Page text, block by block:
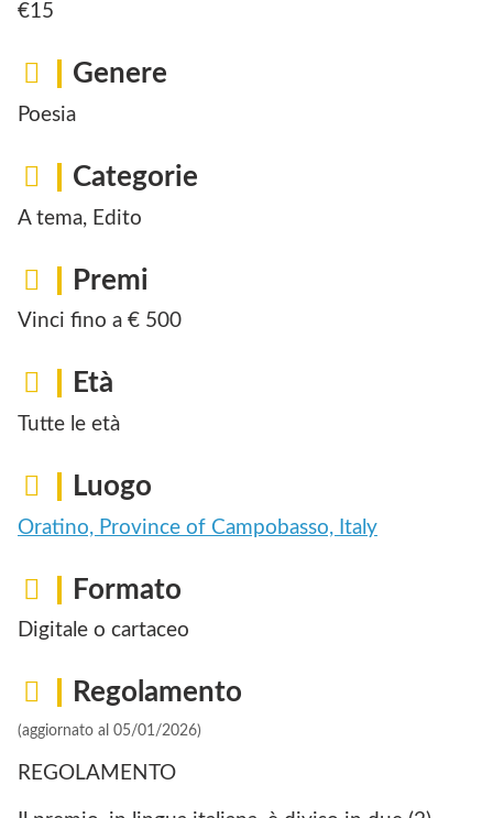
€15
Genere
Poesia
Categorie
A tema, Edito
Premi
Vinci fino a € 500
Età
Tutte le età
Luogo
Oratino, Province of Campobasso, Italy
Formato
Digitale o cartaceo
Regolamento
(aggiornato al 05/01/2026)
REGOLAMENTO